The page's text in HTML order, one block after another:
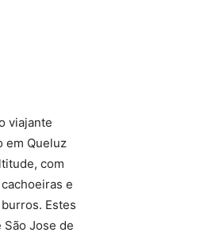
viajante
em Queluz
com
e
Estes
São Jose de